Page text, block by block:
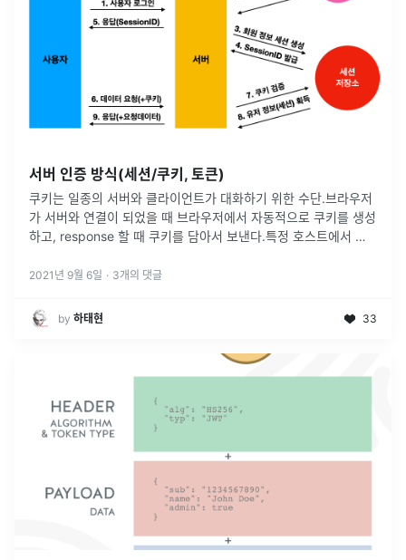
서버 인증 방식(세션/쿠키, 토큰)
쿠키는 일종의 서버와 클라이언트가 대화하기 위한 수단.브라우저
가 서버와 연결이 되었을 때 브라우저에서 자동적으로 쿠키를 생성
하고, response 할 때 쿠키를 담아서 보낸다.특정 호스트에서 생
cookie ...
2021년 9월 6일 · 3개의 댓글
by 하태현 33